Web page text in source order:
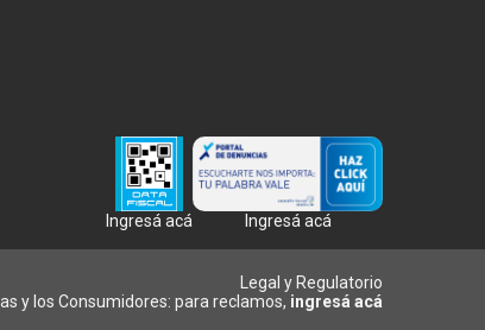
Ingresá acá Ingresá acá
y los Consumidores: para reclamos, ingresá acá
Legal y Regulatorio